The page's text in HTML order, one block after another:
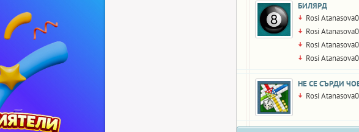
БИЛЯРД
Rosi
Rosi
Rosi
Rosi
НЕ СЕ СЪРДИ
Rosi